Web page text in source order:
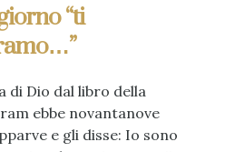
“ti
di Dio dal libro della
ebbe novantanove
e gli disse: Io sono